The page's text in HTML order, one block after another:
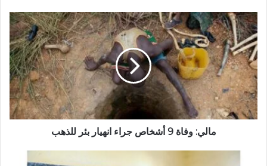
مالي: وفاة 9 أشخاص جراء انهيار بئر للذهب